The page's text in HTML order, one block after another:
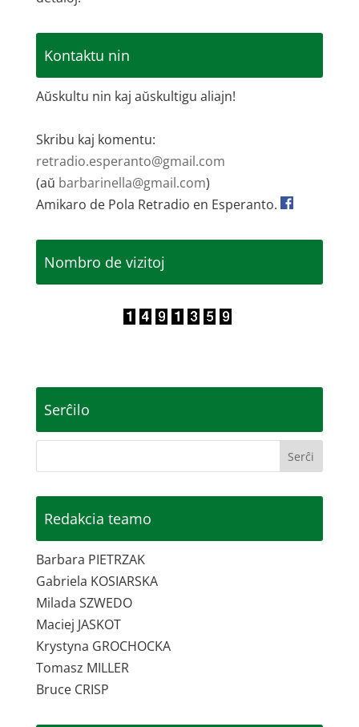
Kontaktu nin
Aŭskultu nin kaj aŭskultigu aliajn!
Skribu kaj komentu:
retradio.esperanto@gmail.com
(aŭ barbarinella@gmail.com)
Amikaro de Pola Retradio en Esperanto.
Nombro de vizitoj
Serĉilo
Redakcia teamo
Barbara PIETRZAK
Gabriela KOSIARSKA
Milada SZWEDO
Maciej JASKOT
Krystyna GROCHOCKA
Tomasz MILLER
Bruce CRISP